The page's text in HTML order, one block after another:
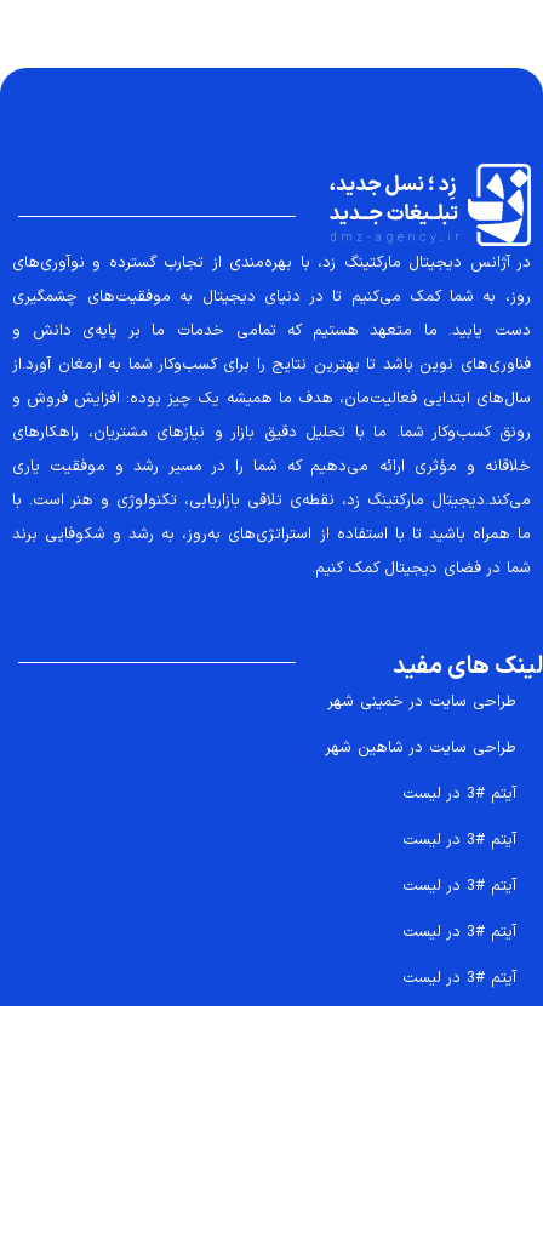
در آژانس دیجیتال مارکتینگ زد، با بهره‌مندی از تجارب گسترده و نوآوری‌های
روز، به شما کمک می‌کنیم تا در دنیای دیجیتال به موفقیت‌های چشمگیری
دست یابید. ما متعهد هستیم که تمامی خدمات ما بر پایه‌ی دانش و
فناوری‌های نوین باشد تا بهترین نتایج را برای کسب‌وکار شما به ارمغان آورد.از
سال‌های ابتدایی فعالیت‌مان، هدف ما همیشه یک چیز بوده: افزایش فروش و
رونق کسب‌وکار شما. ما با تحلیل دقیق بازار و نیازهای مشتریان، راهکارهای
خلاقانه و مؤثری ارائه می‌دهیم که شما را در مسیر رشد و موفقیت یاری
می‌کند.دیجیتال مارکتینگ زد، نقطه‌ی تلاقی بازاریابی، تکنولوژی و هنر است. با
ما همراه باشید تا با استفاده از استراتژی‌های به‌روز، به رشد و شکوفایی برند
شما در فضای دیجیتال کمک کنیم.
لینک های مفید
طراحی سایت در خمینی شهر
طراحی سایت در شاهین شهر
آیتم #3 در لیست
آیتم #3 در لیست
آیتم #3 در لیست
آیتم #3 در لیست
آیتم #3 در لیست